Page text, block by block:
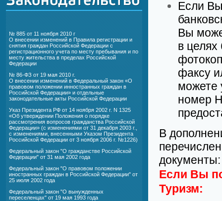
№ 885 от 11 ноября 2010 г
О внесении изменений в Правила регистрации и
снятия граждан Российской Федерации с
регистрационного учета по месту пребывания и по
месту жительства в пределах Российской
Федерации
№ 86-ФЗ от 19 мая 2010 г.
О внесении изменений в Федеральный закон «О
правовом положении инностранных граждан в
Российской Федерации» и отдельные
законодательные акты Российской Федерации
Указ Президента РФ от 14 ноября 2002 г. N 1325
«Об утверждении Положения о порядке
рассмотрения вопросов гражданства Российской
Федерации» (с изменениями от 31 декабря 2003 г.,
с изменениями, внесенными Указом Президента
Российской Федерации от 3 ноября 2006 г. №1226)
Федеральный закон "О гражданстве Российской
Федерации" от 31 мая 2002 года
Федеральный закон "О правовом положении
иностранных граждан в Российской Федерации" от
25 июля 2002 года
Федеральный закон "О вынужденных
переселенцах" от 19 мая 1993 года
Если
Вы
в
факсу
можете
номер
В
документы:
Если Вы
Туризм: